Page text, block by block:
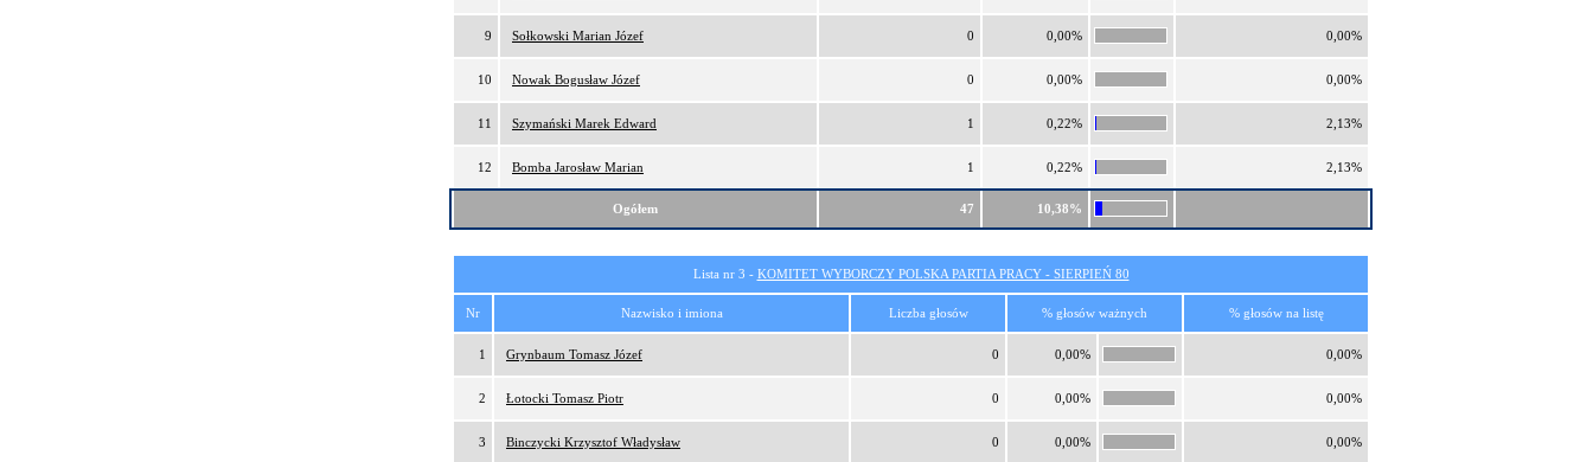
9 Sołkowski Marian Józef 0 0,00% 0,00%
10 Nowak Bogusław Józef 0 0,00% 0,00%
11 Szymański Marek Edward 1 0,22% 2,13%
12 Bomba Jarosław Marian 1 0,22% 2,13%
Ogółem 47 10,38%
Lista nr 3 - KOMITET WYBORCZY POLSKA PARTIA PRACY - SIERPIEŃ 80
Nr Nazwisko i imiona Liczba głosów % głosów ważnych % głosów na listę
1 Grynbaum Tomasz Józef 0 0,00% 0,00%
2 Łotocki Tomasz Piotr 0 0,00% 0,00%
3 Binczycki Krzysztof Władysław 0 0,00% 0,00%